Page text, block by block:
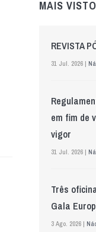
MAIS
REVISTA
31 Jul. 2026 |
em fim de
vigor
31 Jul. 2026 |
Três
Gala
3 Ago. 2026 |